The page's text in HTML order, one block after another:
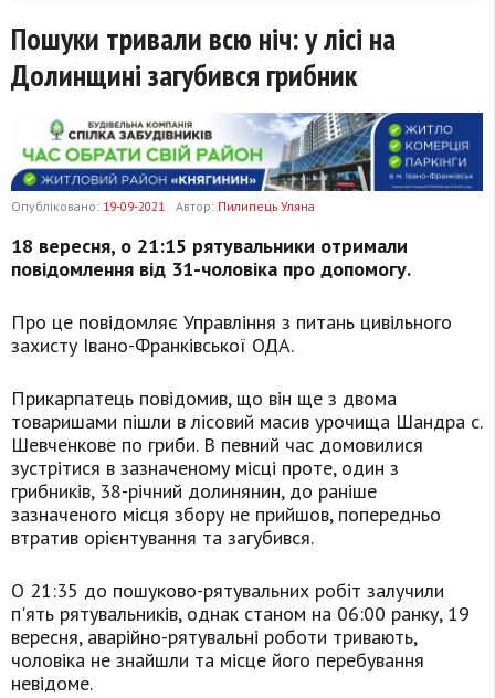
Пошуки тривали всю ніч: у лісі на
Долинщині загубився грибник
Опубліковано: 19-09-2021 Автор: Пилипець Уляна
18 вересня, о 21:15 рятувальники отримали
повідомлення від 31-чоловіка про допомогу.
Про це повідомляє Управління з питань цивільного
захисту Івано-Франківської ОДА.
Прикарпатець повідомив, що він ще з двома
товаришами пішли в лісовий масив урочища Шандра с.
Шевченкове по гриби. В певний час домовилися
зустрітися в зазначеному місці проте, один з
грибників, 38-річний долинянин, до раніше
зазначеного місця збору не прийшов, попередньо
втратив орієнтування та загубився.
О 21:35 до пошуково-рятувальних робіт залучили
п'ять рятувальників, однак станом на 06:00 ранку, 19
вересня, аварійно-рятувальні роботи тривають,
чоловіка не знайшли та місце його перебування
невідоме.